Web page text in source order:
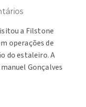
a Filstone
operações de
do estaleiro. A
Gonçalves